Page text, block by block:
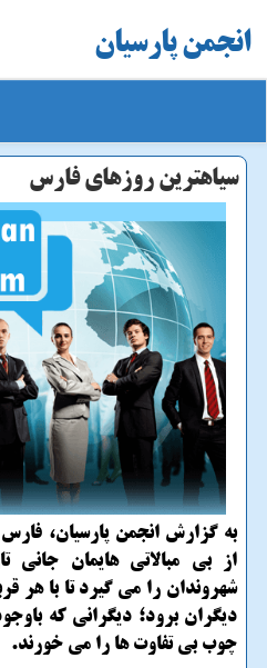
انجمن پارسیان
سیاهترین روزهای فارس
به گزارش انجمن پارسیان،
از بی مبالاتی هایمان جانی
شهروندان را می گیرد تا با هر
دیگران برود؛ دیگرانی كه
چوب بی تفاوت ها را می خورند.